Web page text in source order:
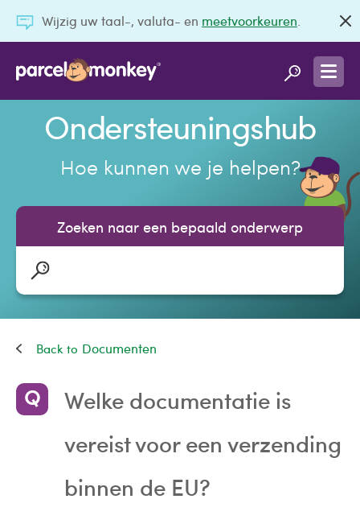
Wijzig uw taal-, valuta- en meetvoorkeuren
Ondersteuningshub
Hoe kunnen we je helpen?
Zoeken naar een bepaald onderwerp
Documenten
Welke documentatie is
vereist voor een verzending
binnen de EU?